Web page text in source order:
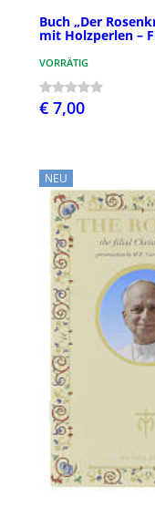
Buch „Der
mit Holzperlen –
VORRÄTIG
€ 7,00
NEU